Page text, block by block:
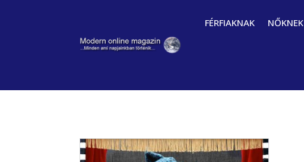
FÉRFIAKNAK NŐKNEK